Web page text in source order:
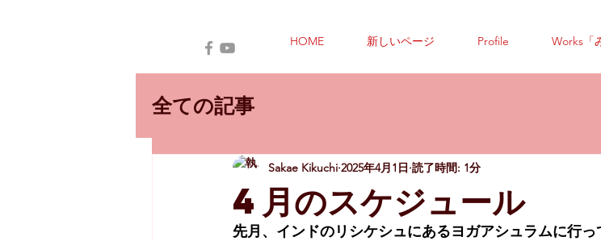
HOME 新しいページ Profile Works「
全ての記事
4月のスケジュール
Sakae Kikuchi 2025年4月1日 読了時間: 1分
先月、インドのリシケシュにあるヨガアシュラムに行